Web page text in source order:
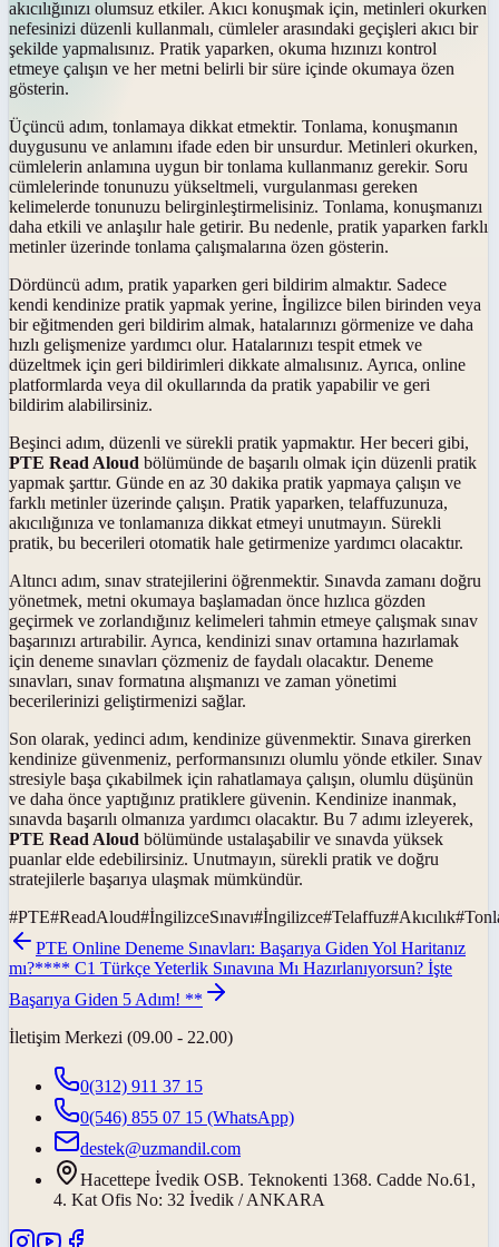
akıcılığınızı olumsuz etkiler. Akıcı konuşmak için, metinleri okurken
nefesinizi düzenli kullanmalı, cümleler arasındaki geçişleri akıcı bir
şekilde yapmalısınız. Pratik yaparken, okuma hızınızı kontrol
etmeye çalışın ve her metni belirli bir süre içinde okumaya özen
gösterin.
Üçüncü adım, tonlamaya dikkat etmektir. Tonlama, konuşmanın
duygusunu ve anlamını ifade eden bir unsurdur. Metinleri okurken,
cümlelerin anlamına uygun bir tonlama kullanmanız gerekir. Soru
cümlelerinde tonunuzu yükseltmeli, vurgulanması gereken
kelimelerde tonunuzu belirginleştirmelisiniz. Tonlama, konuşmanızı
daha etkili ve anlaşılır hale getirir. Bu nedenle, pratik yaparken farklı
metinler üzerinde tonlama çalışmalarına özen gösterin.
Dördüncü adım, pratik yaparken geri bildirim almaktır. Sadece
kendi kendinize pratik yapmak yerine, İngilizce bilen birinden veya
bir eğitmenden geri bildirim almak, hatalarınızı görmenize ve daha
hızlı gelişmenize yardımcı olur. Hatalarınızı tespit etmek ve
düzeltmek için geri bildirimleri dikkate almalısınız. Ayrıca, online
platformlarda veya dil okullarında da pratik yapabilir ve geri
bildirim alabilirsiniz.
Beşinci adım, düzenli ve sürekli pratik yapmaktır. Her beceri gibi,
PTE Read Aloud bölümünde de başarılı olmak için düzenli pratik
yapmak şarttır. Günde en az 30 dakika pratik yapmaya çalışın ve
farklı metinler üzerinde çalışın. Pratik yaparken, telaffuzunuza,
akıcılığınıza ve tonlamanıza dikkat etmeyi unutmayın. Sürekli
pratik, bu becerileri otomatik hale getirmenize yardımcı olacaktır.
Altıncı adım, sınav stratejilerini öğrenmektir. Sınavda zamanı doğru
yönetmek, metni okumaya başlamadan önce hızlıca gözden
geçirmek ve zorlandığınız kelimeleri tahmin etmeye çalışmak sınav
başarınızı artırabilir. Ayrıca, kendinizi sınav ortamına hazırlamak
için deneme sınavları çözmeniz de faydalı olacaktır. Deneme
sınavları, sınav formatına alışmanızı ve zaman yönetimi
becerilerinizi geliştirmenizi sağlar.
Son olarak, yedinci adım, kendinize güvenmektir. Sınava girerken
kendinize güvenmeniz, performansınızı olumlu yönde etkiler. Sınav
stresiyle başa çıkabilmek için rahatlamaya çalışın, olumlu düşünün
ve daha önce yaptığınız pratiklere güvenin. Kendinize inanmak,
sınavda başarılı olmanıza yardımcı olacaktır. Bu 7 adımı izleyerek,
PTE Read Aloud bölümünde ustalaşabilir ve sınavda yüksek
puanlar elde edebilirsiniz. Unutmayın, sürekli pratik ve doğru
stratejilerle başarıya ulaşmak mümkündür.
#PTE#ReadAloud#İngilizceSınavı#İngilizce#Telaffuz#Akıcılık#
PTE Online Deneme Sınavları: Başarıya Giden Yol Haritanız
mı?**** C1 Türkçe Yeterlik Sınavına Mı Hazırlanıyorsun? İşte
Başarıya Giden 5 Adım! **
İletişim Merkezi (09.00 - 22.00)
0(312) 911 37 15
0(546) 855 07 15 (WhatsApp)
destek@uzmandil.com
Hacettepe İvedik OSB. Teknokenti 1368. Cadde No.61,
4. Kat Ofis No: 32 İvedik / ANKARA